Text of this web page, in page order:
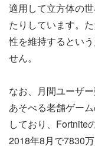
適用して立方体の
たりしています。
性を維持するとい
せん。
なお、月間ユーザ
あそべる老舗ゲー
しており、Fortnite
2018年8月で7830